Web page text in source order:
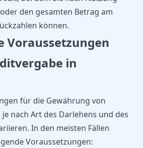
den gesamten Betrag am
können.
Voraussetzungen
in
für die Gewährung von
nach Art des Darlehens und des
In den meisten Fällen
Voraussetzungen: